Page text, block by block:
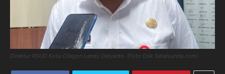
Direktur RSUD Kota Cilegon Lendy Delyanto. (Foto Dok Selatsunda.com)